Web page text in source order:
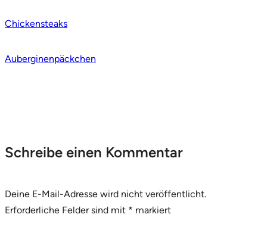
Schreibe einen Kommentar
Deine E-Mail-Adresse wird nicht veröffentlicht.
Erforderliche Felder sind mit * markiert
Chickensteaks
Auberginenpäckchen